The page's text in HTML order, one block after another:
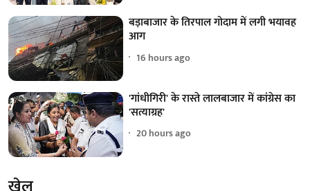
बड़ाबाजार के तिरपाल गोदाम में लगी भयावह
आग
16 hours ago
'गांधीगिरी' के रास्ते लालबाजार में कांग्रेस का
'सत्याग्रह'
20 hours ago